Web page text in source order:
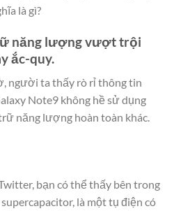
là gì?
năng lượng vượt trội
ắc-quy.
người ta thấy rò rỉ thông tin
Note9 không hề sử dụng
năng lượng hoàn toàn khác.
bạn có thể thấy bên trong
là một tụ điện có